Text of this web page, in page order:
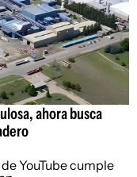
ahora busca